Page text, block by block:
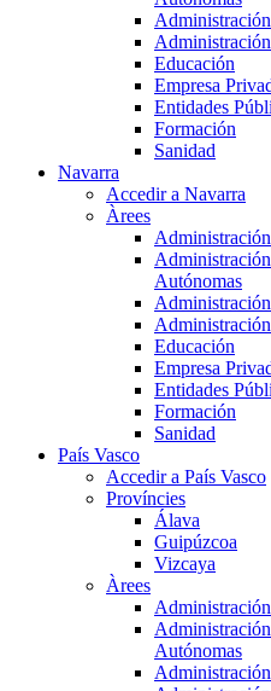
Educación
Empresa
Entidades
Formación
Sanidad
Navarra
Accedir a Navarra
Àrees
Autónomas
Educación
Empresa
Entidades
Formación
Sanidad
País Vasco
Accedir a País Vasco
Províncies
Álava
Guipúzcoa
Vizcaya
Àrees
Autónomas